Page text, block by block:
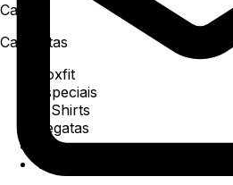
Camisa
Camisetas
Boxfit
Especiais
T-Shirts
Regatas
Polo
Ver todos